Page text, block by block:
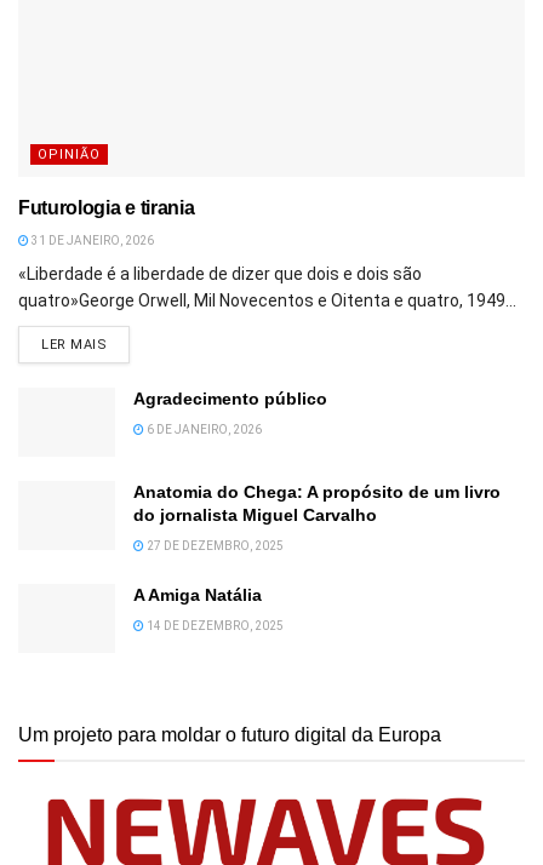
OPINIÃO
Futurologia e tirania
31 DE JANEIRO, 2026
«Liberdade é a liberdade de dizer que dois e dois são
quatro»George Orwell, Mil Novecentos e Oitenta e quatro, 1949...
LER MAIS
Agradecimento público
6 DE JANEIRO, 2026
Anatomia do Chega: A propósito de um livro
do jornalista Miguel Carvalho
27 DE DEZEMBRO, 2025
A Amiga Natália
14 DE DEZEMBRO, 2025
Um projeto para moldar o futuro digital da Europa